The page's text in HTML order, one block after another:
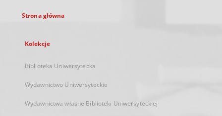
Strona główna
Kolekcje
Biblioteka Uniwersytecka
Wydawnictwo Uniwersyteckie
Wydawnictwa własne Biblioteki Uniwersyteckiej